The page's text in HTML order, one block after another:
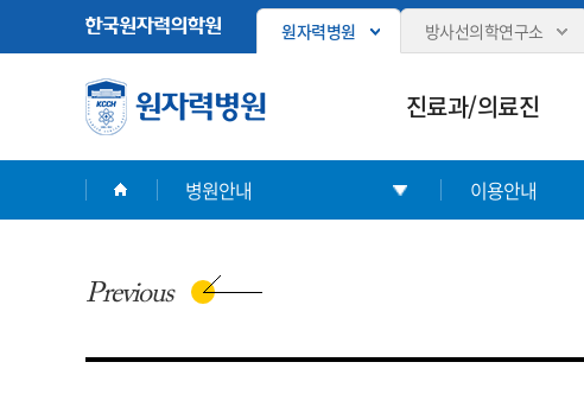
원자력병원 방사선의학연구소
진료과/의료진
병원안내 이용안내
Previous